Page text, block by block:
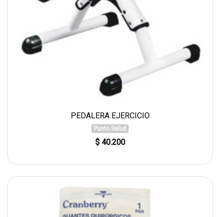
PEDALERA EJERCICIO
Punto Salud
$ 40.200